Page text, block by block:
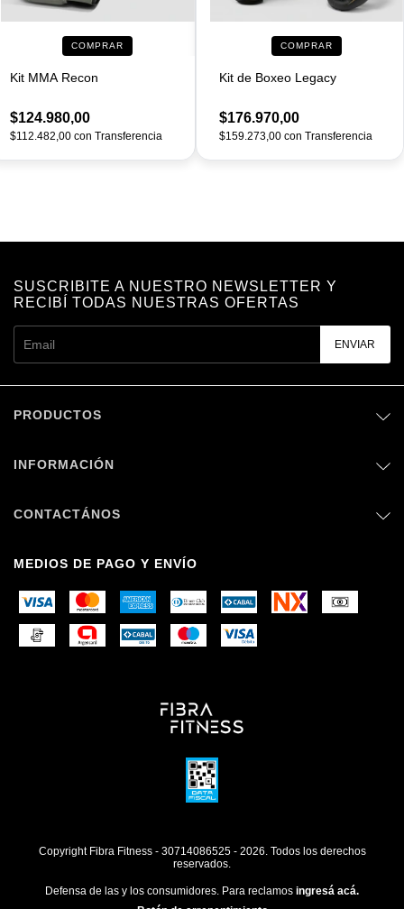
COMPRAR
Kit MMA Recon
$124.980,00
$112.482,00 con Transferencia
COMPRAR
Kit de Boxeo Legacy
$176.970,00
$159.273,00 con Transferencia
SUSCRIBITE A NUESTRO NEWSLETTER Y
RECIBÍ TODAS NUESTRAS OFERTAS
PRODUCTOS
INFORMACIÓN
CONTACTÁNOS
MEDIOS DE PAGO Y ENVÍO
Copyright Fibra Fitness - 30714086525 - 2026. Todos los derechos
reservados.
Defensa de las y los consumidores. Para reclamos ingresá acá.